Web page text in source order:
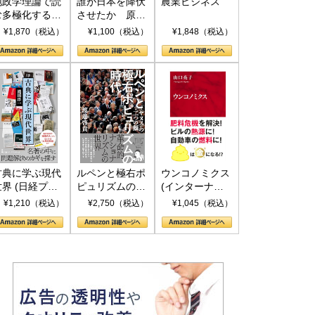
多極化する世
トランプと
¥1,870（税込）
させたか 原爆
投下、ソ連参
(PHP新書)
¥1,100（税込） ¥1,848（税込）
典に学ぶ現代
界 (日経プレ
アシリーズ)
¥1,210（税込）
ルペンと極右ポ
ピュリズムの時
代：〈ヤヌス〉
¥2,750（税込）
ウンコノミクス
(インターナシ
ョナル新書)
¥1,045（税込）